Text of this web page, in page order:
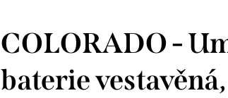
COLORADO -
baterie